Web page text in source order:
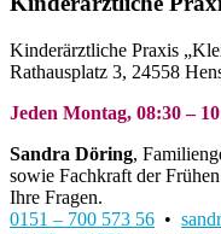
Kinderärztliche Praxis
Rathausplatz 3, 24558
Jeden Montag, 08:30 –
Sandra Döring,
sowie Fachkraft der
Ihre Fragen.
0151 – 700 573 56 •